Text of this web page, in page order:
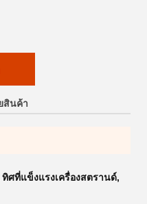
สินค้า
ทิศที่แข็งแรงเครื่องสตรานด์,